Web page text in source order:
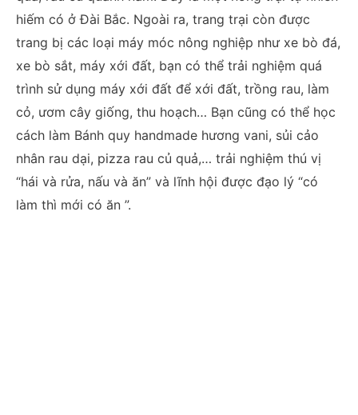
hiếm có ở Đài Bắc. Ngoài ra, trang trại còn được
trang bị các loại máy móc nông nghiệp như xe bò đá,
xe bò sắt, máy xới đất, bạn có thể trải nghiệm quá
trình sử dụng máy xới đất để xới đất, trồng rau, làm
cỏ, ươm cây giống, thu hoạch… Bạn cũng có thể học
cách làm Bánh quy handmade hương vani, sủi cảo
nhân rau dại, pizza rau củ quả,… trải nghiệm thú vị
“hái và rửa, nấu và ăn” và lĩnh hội được đạo lý “có
làm thì mới có ăn ”.